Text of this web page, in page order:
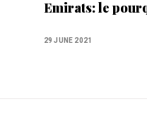
Emirats: le
29 JUNE 2021